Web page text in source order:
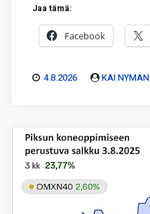
Jaa tämä:
Facebook
4.8.2026 KAI NYMAN